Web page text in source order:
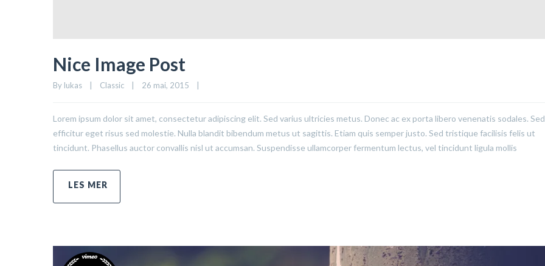
Nice Image Post
By lukas Classic 26 mai, 2015
Lorem ipsum dolor sit amet, consectetur adipiscing elit. Sed varius ultricies metus. Donec ac ex porta libero venenatis sodales. Sed
efficitur eget risus sed molestie. Nulla blandit bibendum metus ut sagittis. Etiam quis semper justo. Sed tristique facilisis felis ut
tincidunt. Phasellus auctor convallis nisl ut accumsan. Suspendisse ullamcorper fermentum lectus, vel tincidunt ligula mollis